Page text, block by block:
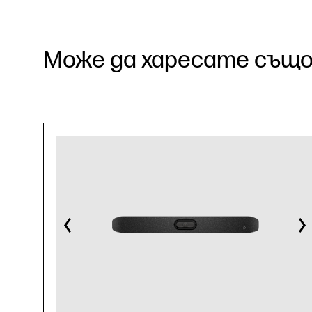
Може да харесате